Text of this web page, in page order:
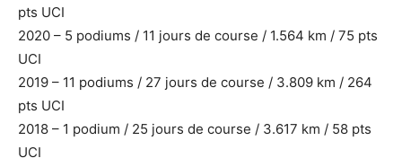
pts UCI
2020 – 5 podiums / 11 jours de course / 1.564 km / 75 pts
UCI
2019 – 11 podiums / 27 jours de course / 3.809 km / 264
pts UCI
2018 – 1 podium / 25 jours de course / 3.617 km / 58 pts
UCI